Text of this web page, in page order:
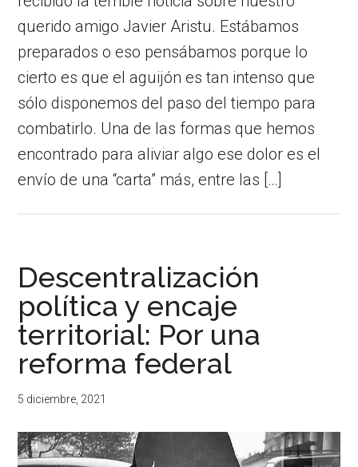
querido amigo Javier Aristu. Estábamos
preparados o eso pensábamos porque lo
cierto es que el aguijón es tan intenso que
sólo disponemos del paso del tiempo para
combatirlo. Una de las formas que hemos
encontrado para aliviar algo ese dolor es el
envío de una “carta” más, entre las […]
Descentralización
política y encaje
territorial: Por una
reforma federal
5 diciembre, 2021